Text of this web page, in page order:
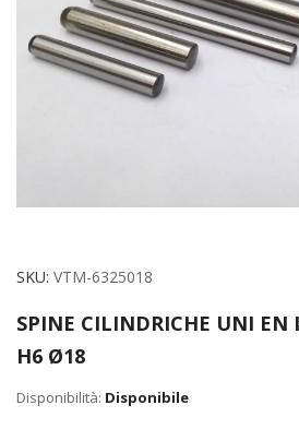
Vai
della
galleria
immagini
SKU VTM-6325018
SPINE CILINDRICHE UNI EN
H6 Ø18
Disponibile